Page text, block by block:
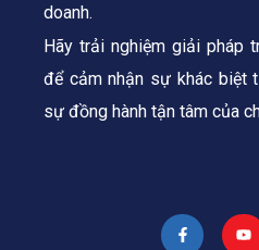
doanh.
Hãy trải nghiệm giải pháp
để cảm nhận sự khác biệt
sự đồng hành tận tâm của